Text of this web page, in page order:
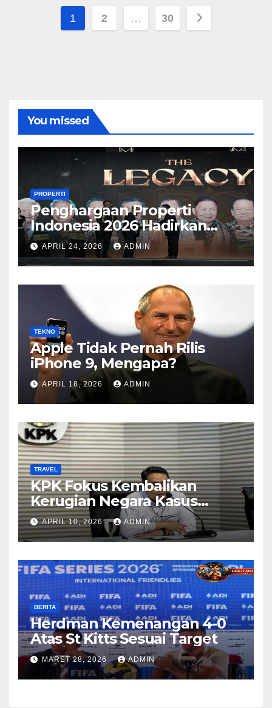
Paginasi
1 2 … 30
You missed
PROPERTI
Penghargaan Properti
Indonesia 2026 Hadirkan
Kategori Baru Sesuai
Perkembangan Pasar
APRIL 24, 2026 ADMIN
TEKNO
Apple Tidak Pernah Rilis
iPhone 9, Mengapa?
APRIL 18, 2026 ADMIN
TRAVEL
KPK Fokus Kembalikan
Kerugian Negara Kasus
Korupsi Kuota Haji Lewat
Pemeriksaan Travel Agent
APRIL 10, 2026 ADMIN
BERITA
Herdman Kemenangan 4-0
Atas St Kitts Sesuai Target
MARET 28, 2026 ADMIN